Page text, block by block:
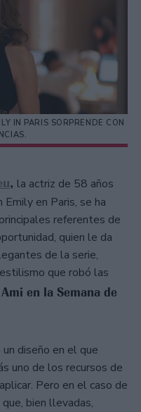
IN PARIS SORPRENDE CON
, la actriz de 58 años
en Paris, se ha
referentes de
quien le da
de la serie,
que robó las
Ami en la Semana de
diseño en el que
uno de los recursos de
Pero en el caso de
bien llevadas,